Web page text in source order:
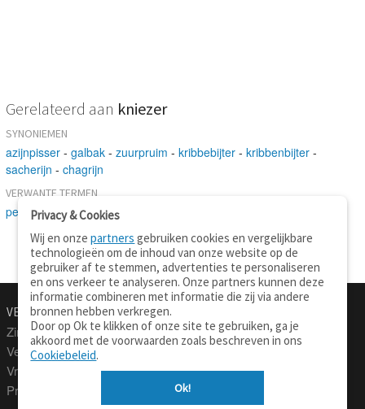
Gerelateerd aan kniezer
SYNONIEMEN
azijnpisser - galbak - zuurpruim - kribbebijter - kribbenbijter -
sacherijn - chagrijn
VERWANTE TERMEN
persoon
VERTALEN.NU
Zinnen vertalen
Verklarend woordenboek
Vraagbaak
Professionele vertaling
Over deze site
Privacy
Privacy & Cookies
Wij en onzepartners gebruiken cookies en vergelijkbare
technologieën om de inhoud van onze website op de
gebruiker af te stemmen, advertenties te personaliseren
en ons verkeer te analyseren. Onze partners kunnen deze
informatie combineren met informatie die zij via andere
bronnen hebben verkregen.
Door op Ok te klikken of onze site te gebruiken, ga je
akkoord met de voorwaarden zoals beschreven in ons
Cookiebeleid.
Ok!